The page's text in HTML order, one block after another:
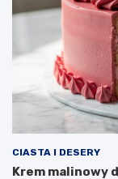
CIASTA I DESERY
Krem malinowy